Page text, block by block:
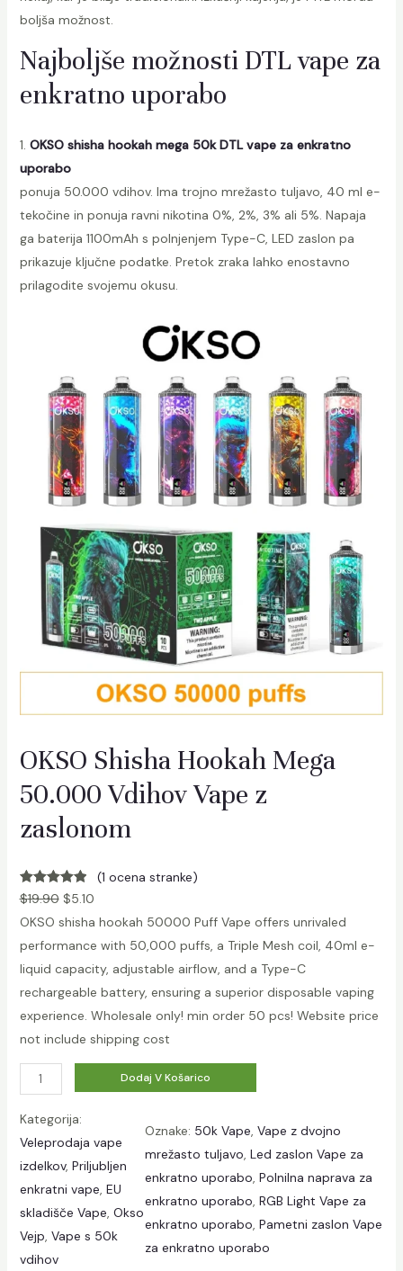
boljša možnost.
Najboljše možnosti DTL vape za
enkratno uporabo
1. OKSO shisha hookah mega 50k DTL vape za enkratno
uporabo
ponuja 50.000 vdihov. Ima trojno mrežasto tuljavo, 40 ml e-
tekočine in ponuja ravni nikotina 0%, 2%, 3% ali 5%. Napaja
ga baterija 1100mAh s polnjenjem Type-C, LED zaslon pa
prikazuje ključne podatke. Pretok zraka lahko enostavno
prilagodite svojemu okusu.
OKSO Shisha Hookah Mega
50.000 Vdihov Vape z
zaslonom
Ocenjeno s
5.00od 5 na
1
mnenj
strank
(1 ocena stranke)
$19.90 $5.10
OKSO shisha hookah 50000 Puff Vape offers unrivaled
performance with 50,000 puffs, a Triple Mesh coil, 40ml e-
liquid capacity, adjustable airflow, and a Type-C
rechargeable battery, ensuring a superior disposable vaping
experience. Wholesale only! min order 50 pcs! Website price
not include shipping cost
o
l
i
č
i
n
a
O
Dodaj V Košarico
Kategorija:
Veleprodaja vape
izdelkov, Priljubljen
enkratni vape, EU
skladišče Vape, Okso
Vejp, Vape s 50k
vdihov
Oznake: 50k Vape, Vape z dvojno
mrežasto tuljavo, Led zaslon Vape za
enkratno uporabo, Polnilna naprava za
enkratno uporabo, RGB Light Vape za
enkratno uporabo, Pametni zaslon Vape
za enkratno uporabo